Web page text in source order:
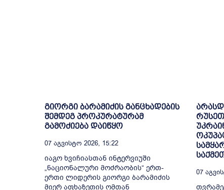
გიორგი ბარამიძის განცხადების
შემდეგ პროკურატურამ
გამოძიება დაიწყო
07 Აგვისტო 2026, 15:22
იაგო ხვიჩიასთან ინტერვიუში
„ნაციონალური მოძრაობის“ ერთ-
ერთი ლიდერის გიორგი ბარამიძის
მიერ აფხაზეთის ომთან
07